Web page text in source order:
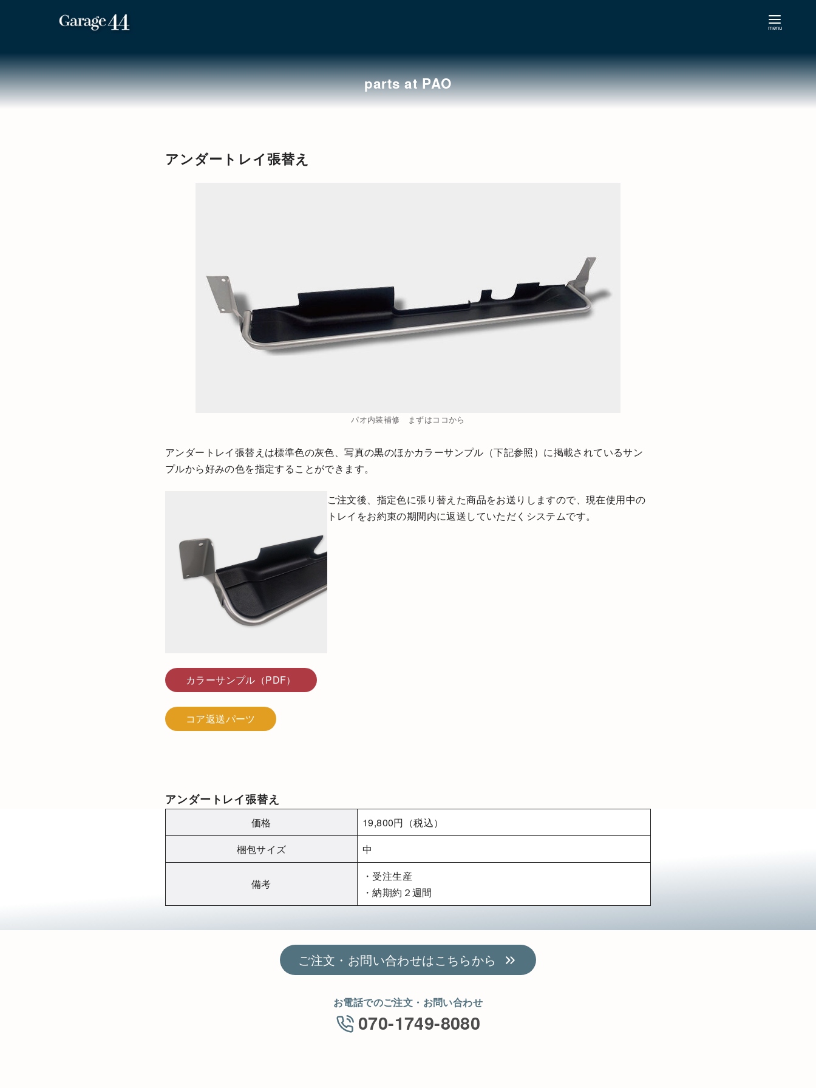
ン
テ
ン
parts at PAO
アンダートレイ張替え
パオ内装補修 まずはココから
アンダートレイ張替えは標準色の灰色、写真の黒のほかカラーサンプル（下記参照）に掲載されているサン
プルから好みの色を指定することができます。
ご注文後、指定色に張り替えた商品をお送りしますので、現在使用中の
トレイをお約束の期間内に返送していただくシステムです。
カラーサンプル（PDF）
コア返送パーツ
アンダートレイ張替え
価格
19,800円（税込）
梱包サイズ
中
備考
・受注生産
・納期約２週間
ご注文・お問い合わせはこちらから
お電話でのご注文・お問い合わせ
070-1749-8080